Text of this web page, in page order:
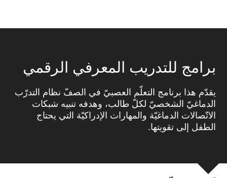
برامج للتدريب المعرفي الرقمي
يقدّم هذا برنامج التعلّم العصبيّ في الصفّ نظام التدرّب
الدماغيّ الشخصيّ لكلّ طالب، وهدفه تنبيه شبكات
الاتّصالات الدماغيّة والمهارات الإدراكيّة التي يحتاج
الطفل إلى تقويتها.